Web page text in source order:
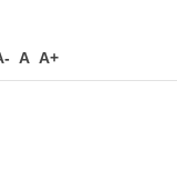
A A+